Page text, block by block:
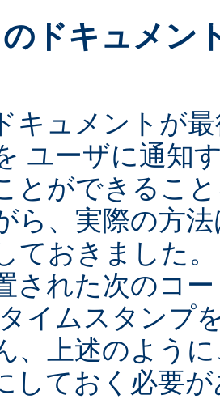
ドキュメン
キュメントが
ユーザに通知
とができるこ
ら、実際の方
ておきました
された次のコ
イムスタンプ
、上述のよう
しておく必要